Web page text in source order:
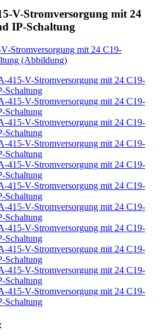
V-Stromversorgung mit 24
IP-Schaltung